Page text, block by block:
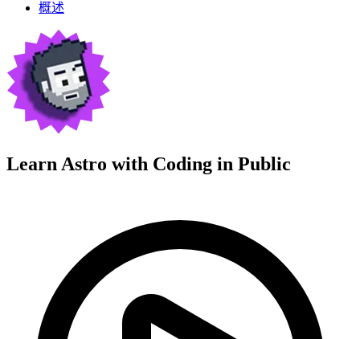
概述
Learn Astro with Coding in Public